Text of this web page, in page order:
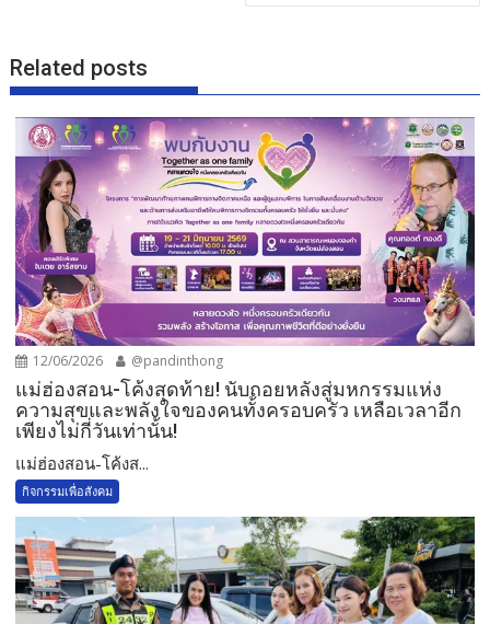
Related posts
12/06/2026 @pandinthong
แม่ฮ่องสอน-โค้งสุดท้าย! นับถอยหลังสู่มหกรรมแห่ง
ความสุขและพลังใจของคนทั้งครอบครัว เหลือเวลาอีก
เพียงไม่กี่วันเท่านั้น!
แม่ฮ่องสอน-โค้งส...
กิจกรรมเพื่อสังคม